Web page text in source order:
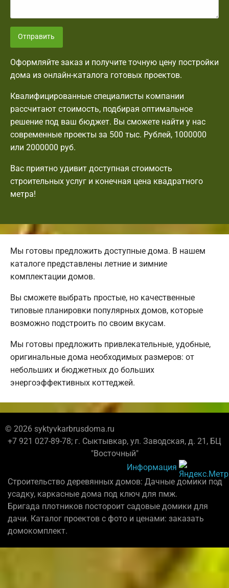
Отправить
Оформляйте заказ и получите точную цену постройки
дома из онлайн-каталога готовых проектов.
Квалифицированные специалисты компании
рассчитают стоимость, подбирая оптимальное
решение под ваш бюджет. Вы сможете найти у нас
современные проекты за 500 тыс. Рублей, 1000000
или 2000000 руб.
Вас приятно удивит доступная стоимость
строительных услуг и конечная цена квадратного
метра!
Мы готовы предложить доступные дома. В нашем
каталоге представлены летние и зимние
комплектации домов.
Вы сможете выбрать простые, но качественные
типовые планировки популярных домов, которые
возможно подстроить по своим вкусам.
Мы готовы предложить привлекательные, удобные,
оригинальные дома необходимых размеров: от
небольших и бюджетных до больших
энергоэффективных коттеджей.
© 2026 syktyvkarbrusdoma.ru
+7 921 027-89-78; г. Сыктывкар, ул. Заводская, д. 21, БЦ
"Восточный"
Информация
Строительство деревянных домов: Дачные домики под
усадку, каркасные дома под ключ для пмж.
Бригада плотников постороит садовые домики для
дачи. Каталог проектов с фото и ценами: заказать
домокомплект.